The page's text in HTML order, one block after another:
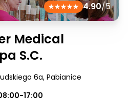
4.90/5
Medical
S.C.
6a, Pabianice
17:00